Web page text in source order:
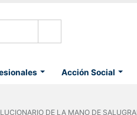
Acción Social
DE LA MANO DE